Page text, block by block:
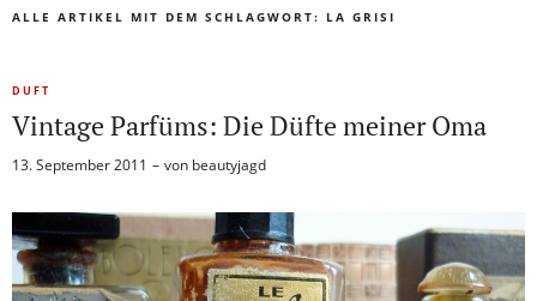
ALLE ARTIKEL MIT DEM SCHLAGWORT: LA GRISI
DUFT
Vintage Parfüms: Die Düfte meiner Oma
13. September 2011 von beautyjagd